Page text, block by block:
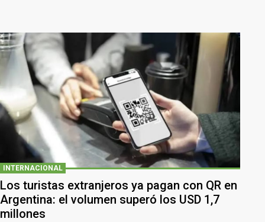
INTERNACIONAL
Los turistas extranjeros ya pagan con QR en
Argentina: el volumen superó los USD 1,7
millones